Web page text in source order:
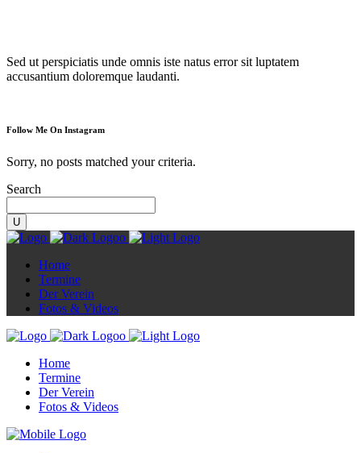
Sed ut perspiciatis unde omnis iste natus error sit luptatem
accusantium doloremque laudanti.
Follow Me On Instagram
Sorry, no posts matched your criteria.
Search
Home
Termine
Der Verein
Fotos & Videos
Home
Termine
Der Verein
Fotos & Videos